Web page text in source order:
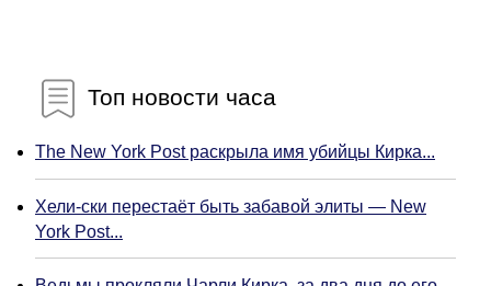
Топ новости часа
The New York Post раскрыла имя убийцы Кирка...
Хели-ски перестаёт быть забавой элиты — New
York Post...